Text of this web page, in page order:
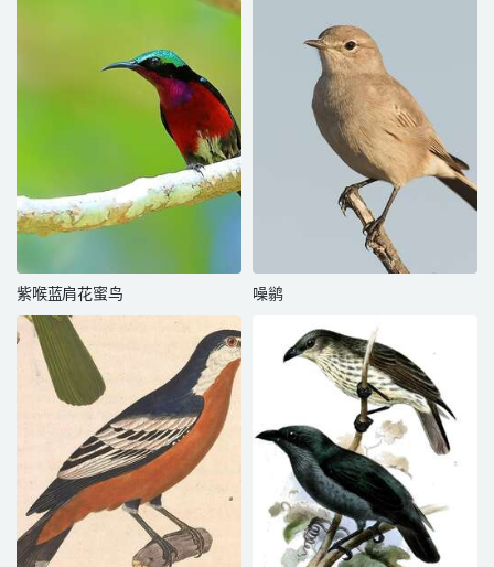
紫喉蓝肩花蜜鸟 噪鹟